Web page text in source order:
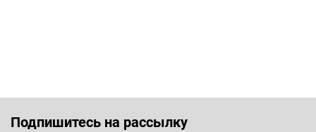
Подпишитесь на рассылку